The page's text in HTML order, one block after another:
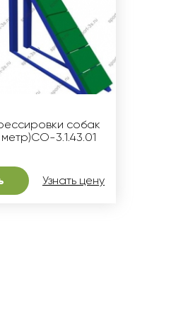
собак
метр)СО-3.1.43.01
Узнать цену